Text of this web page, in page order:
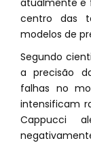
atualmente e
centro das
modelos de
Segundo
a precisão
falhas no
intensificam
Cappucci